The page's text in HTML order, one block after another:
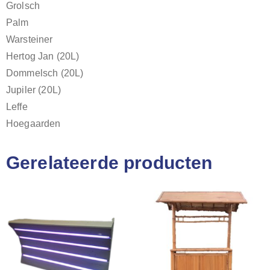
Grolsch
Palm
Warsteiner
Hertog Jan (20L)
Dommelsch (20L)
Jupiler (20L)
Leffe
Hoegaarden
Gerelateerde producten